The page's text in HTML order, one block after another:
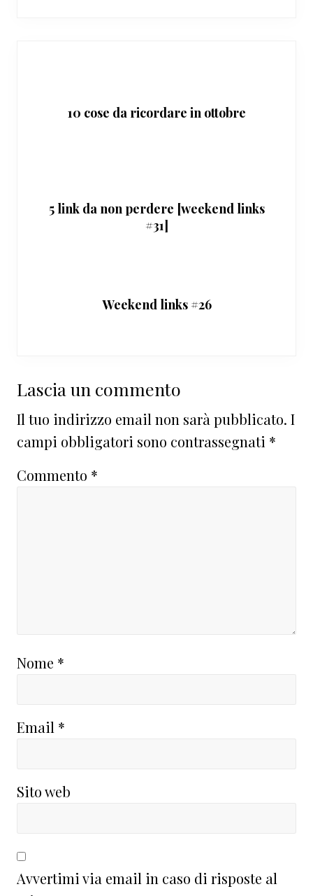
10 cose da ricordare in ottobre
5 link da non perdere [weekend links
#31]
Weekend links #26
Interazioni
del
lettore
Lascia un commento
Il tuo indirizzo email non sarà pubblicato. I
campi obbligatori sono contrassegnati *
Commento *
Nome *
Email *
Sito web
Avvertimi via email in caso di risposte al